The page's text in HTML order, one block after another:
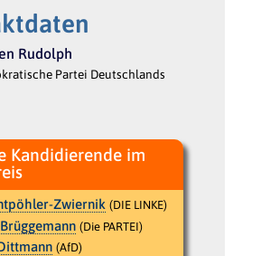
Rudolph
Partei Deutschlands
Kandidierende im
Zwiernik (DIE LINKE)
(Die PARTEI)
(AfD)